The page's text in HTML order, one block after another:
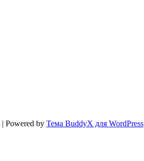
| Powered by Тема BuddyX для WordPress